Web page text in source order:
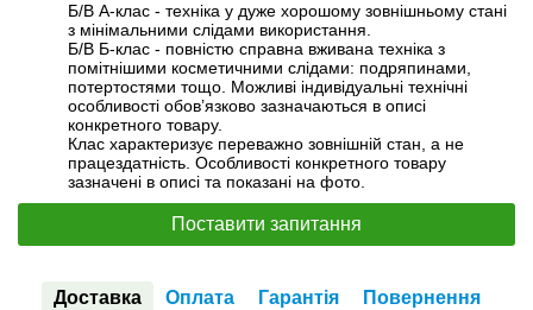
Б/В А-клас - техніка у дуже хорошому зовнішньому стані
з мінімальними слідами використання.
Б/В Б-клас - повністю справна вживана техніка з
помітнішими косметичними слідами: подряпинами,
потертостями тощо. Можливі індивідуальні технічні
особливості обов’язково зазначаються в описі
конкретного товару.
Клас характеризує переважно зовнішній стан, а не
працездатність. Особливості конкретного товару
зазначені в описі та показані на фото.
Поставити запитання
Доставка Оплата Гарантія Повернення